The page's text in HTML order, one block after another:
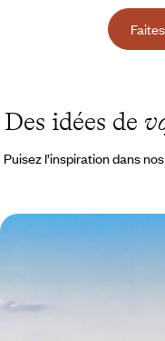
Des idées de
Puisez l’inspiration dans
Delta du Danube et
naturelle et capitale
Aller à la rencontre d’un
beauté, au charme singulier